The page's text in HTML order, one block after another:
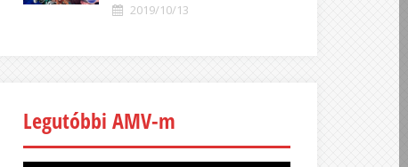
2019/10/13
Legutóbbi AMV-m